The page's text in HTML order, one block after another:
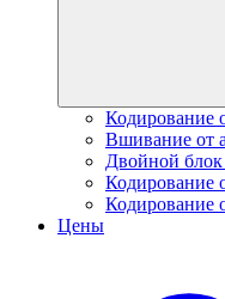
Кодирование
Вшивание от
Двойной блок
Кодирование
Кодирование
Цены